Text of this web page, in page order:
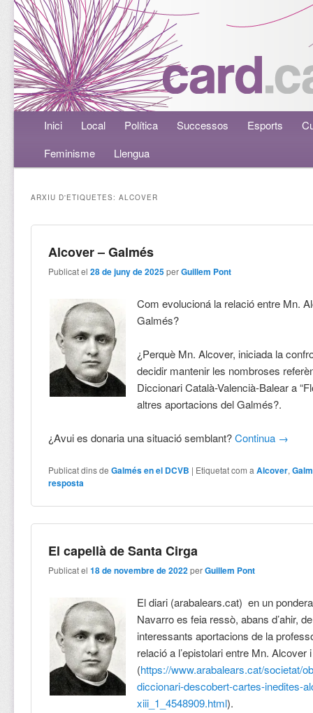
Menú principalAneu al contingut principal
Aneu al contingut secundari
Inici Local Política Successos Esports
Feminisme
Llengua
ARXIU D'ETIQUETES:ALCOVER
Alcover – Galmés
Publicat el28 de juny de 2025 perGuillem Pont
Com evolucioná la relació entre Mn.
Galmés?
¿Perquè Mn. Alcover, iniciada la
decidir mantenir les nombroses
Diccionari Català-Valencià-Balear a
altres aportacions del Galmés?.
¿Avui es donaria una situació semblant?Continua →
Publicat dins de Galmés en el DCVB | Etiquetat com a Alcover,
resposta
El capellà de Santa Cirga
Publicat el18 de novembre de 2022 perGuillem Pont
El diari (arabalears.cat) en un
Navarro es feia ressò, abans d’ahir,
interessants aportacions de la
relació a l’epistolari entre Mn. Alcover
(https://www.arabalears.cat/societat/
diccionari-descobert-cartes-inedites-
xiii_1_4548909.html).